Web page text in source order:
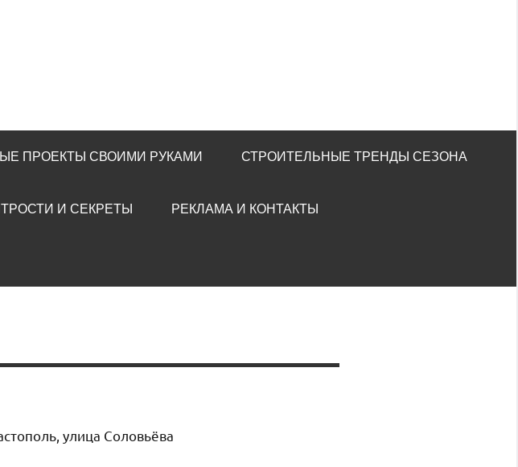
ПРОЕКТЫ СВОИМИ РУКАМИ СТРОИТЕЛЬНЫЕ ТРЕНДЫ СЕЗОНА
И СЕКРЕТЫ РЕКЛАМА И КОНТАКТЫ
улица Соловьёва